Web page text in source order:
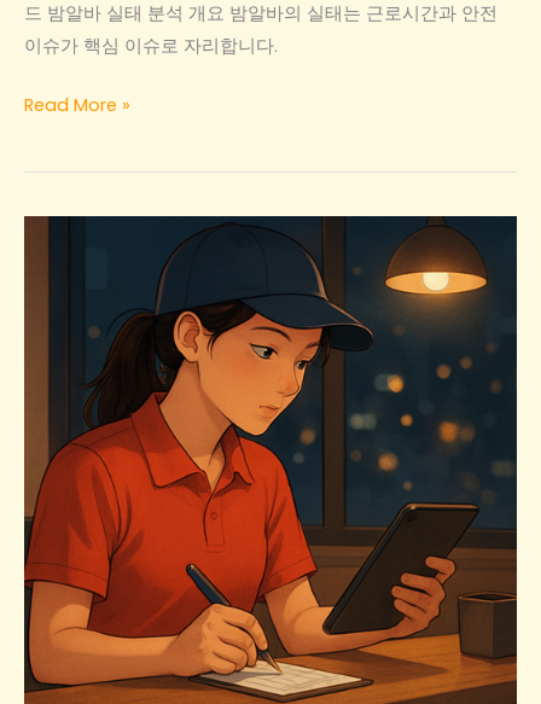
드 밤알바 실태 분석 개요 밤알바의 실태는 근로시간과 안전
이슈가 핵심 이슈로 자리합니다.
밤
바
한
모
집
공
고
모
음
Read More »